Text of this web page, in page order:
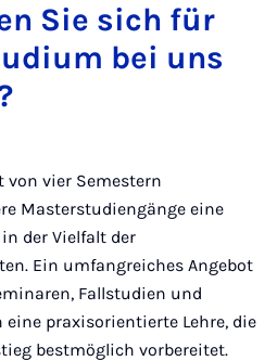
Sie sich für
bei uns
von vier Semestern
Masterstudiengänge eine
der Vielfalt der
Ein umfangreiches Angebot
Fallstudien und
praxisorientierte Lehre, die
bestmöglich vorbereitet.